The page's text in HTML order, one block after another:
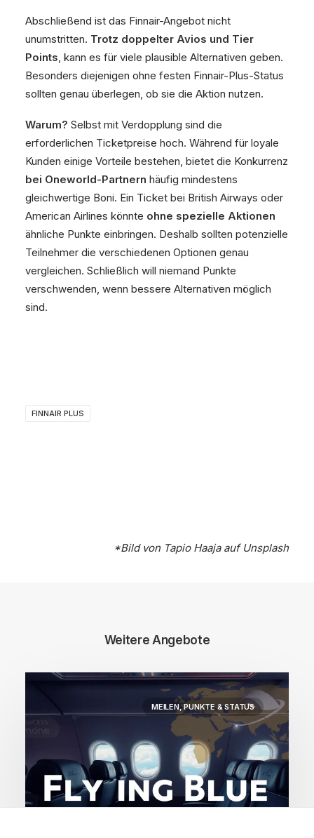
Abschließend ist das Finnair-Angebot nicht
unumstritten. Trotz doppelter Avios und Tier
Points, kann es für viele plausible Alternativen geben.
Besonders diejenigen ohne festen Finnair-Plus-Status
sollten genau überlegen, ob sie die Aktion nutzen.
Warum? Selbst mit Verdopplung sind die
erforderlichen Ticketpreise hoch. Während für loyale
Kunden einige Vorteile bestehen, bietet die Konkurrenz
bei Oneworld-Partnern häufig mindestens
gleichwertige Boni. Ein Ticket bei British Airways oder
American Airlines könnte ohne spezielle Aktionen
ähnliche Punkte einbringen. Deshalb sollten potenzielle
Teilnehmer die verschiedenen Optionen genau
vergleichen. Schließlich will niemand Punkte
verschwenden, wenn bessere Alternativen möglich
sind.
FINNAIR PLUS
*Bild von Tapio Haajaauf Unsplash
Weitere Angebote
MEILEN, PUNKTE & STATUS